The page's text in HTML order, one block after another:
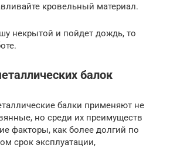
кровельный материал.
некрытой и пойдет дождь, то
балок
балки применяют не
но среди их преимуществ
факторы, как более долгий по
срок эксплуатации,